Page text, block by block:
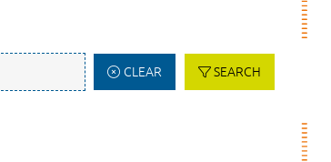
CLEAR SEARCH